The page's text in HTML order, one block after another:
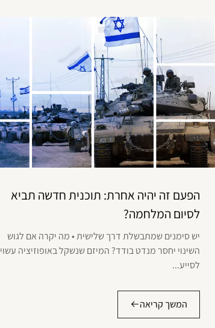
הפעם זה יהיה אחרת: תוכנית חדשה תביא
לסיום המלחמה?
יש סימנים שמתבשלת דרך שלישית • מה יקרה אם לגוש
השינוי יחסר מנדט בודד? המיזם שנשקל באופוזיציה עשוי
לסייע...
המשך קריאה